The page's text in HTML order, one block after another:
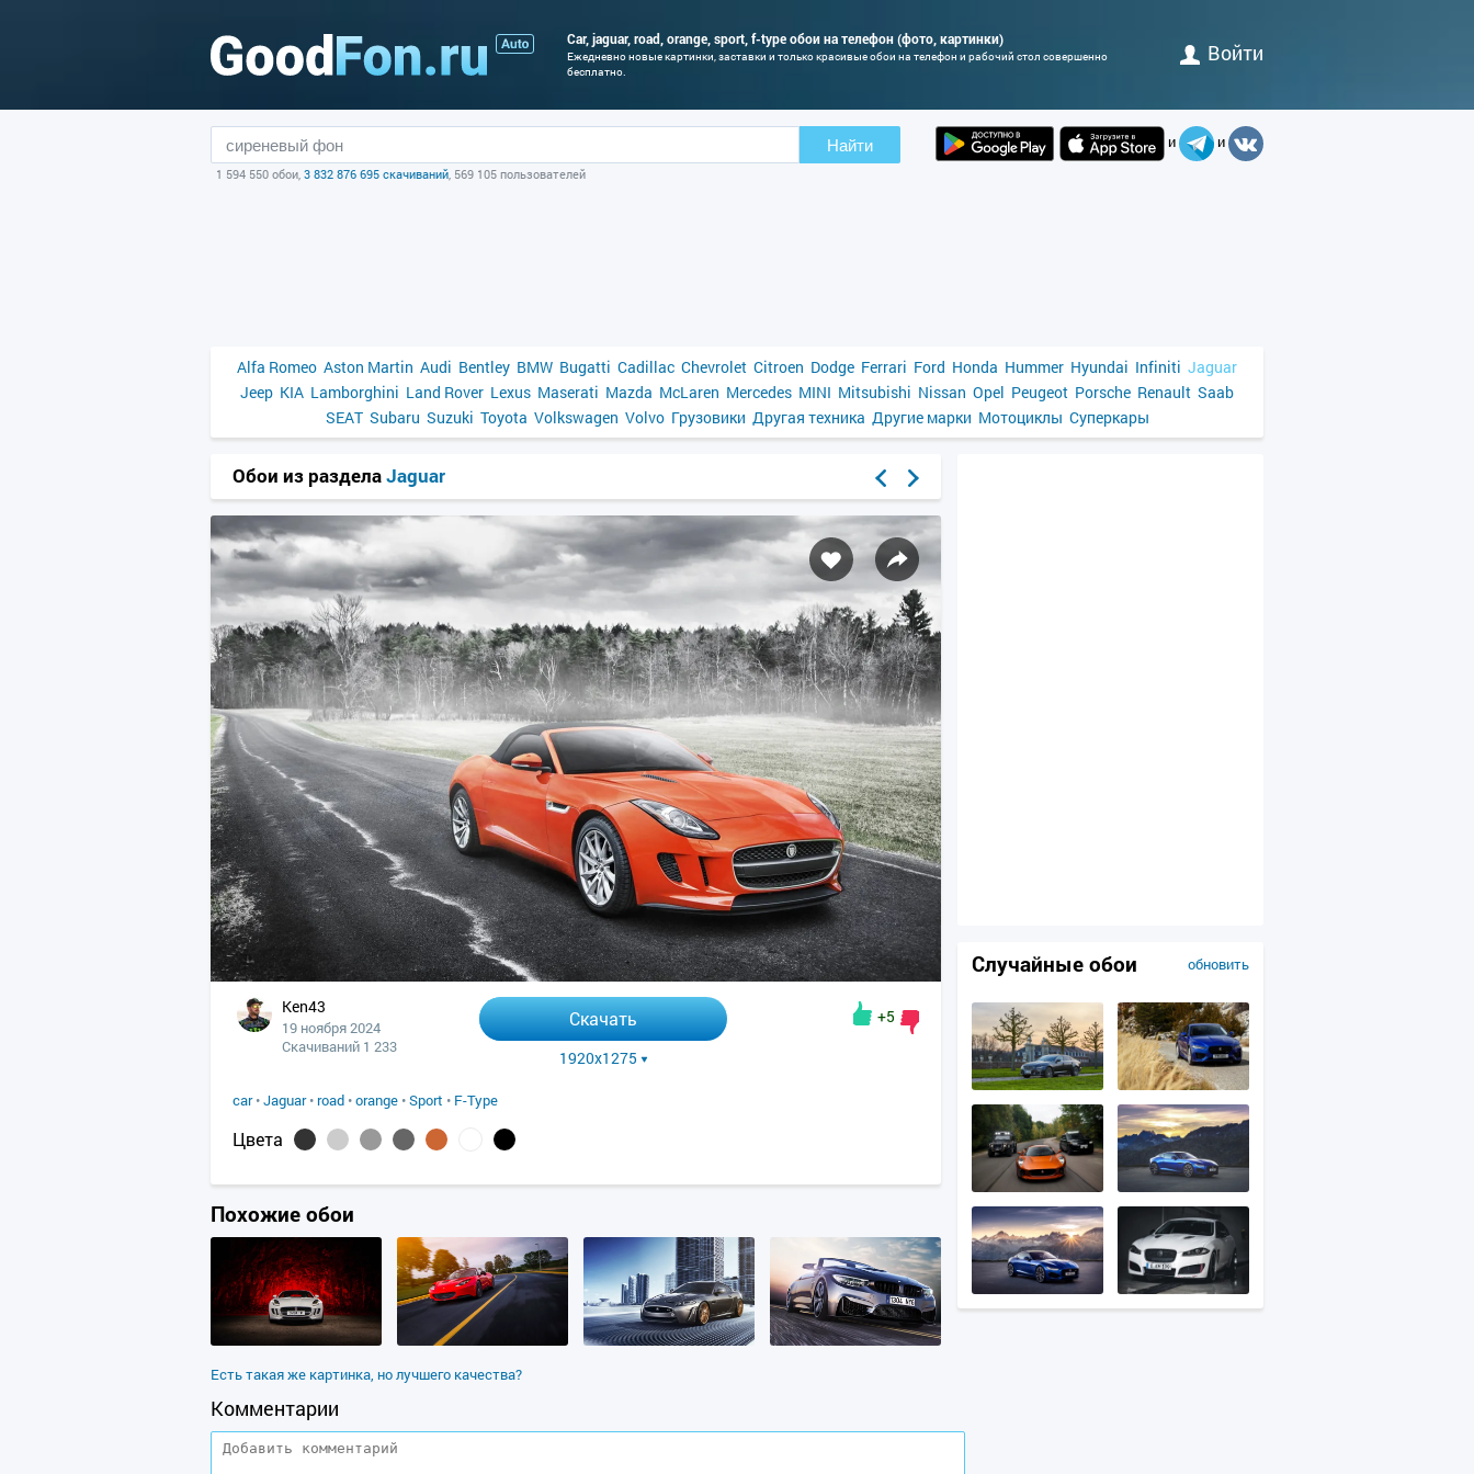
Car, jaguar, road, orange, sport, f-type обои на телефон (фото, картинки)
Ежедневно новые картинки, заставки и только красивые обои на телефон и рабочий стол совершенно
бесплатно.
Войти
Найти
1 594 550 обои, 3 832 876 695 скачиваний, 569 105 пользователей
и и
Alfa Romeo Aston Martin Audi Bentley BMW Bugatti Cadillac Chevrolet Citroen Dodge Ferrari Ford Honda Hummer Hyundai Infiniti Jaguar
Jeep KIA Lamborghini Land Rover Lexus Maserati Mazda McLaren Mercedes MINI Mitsubishi Nissan Opel Peugeot Porsche Renault Saab
SEAT Subaru Suzuki Toyota Volkswagen Volvo Грузовики Другая техника Другие марки Мотоциклы Суперкары
Обои из разделаJaguar
Ken43
19 ноября 2024
Скачиваний 1 233
Скачать
1920x1275
+5
car•Jaguar• road •orange •Sport • F-Type
Цвета
Похожие обои
Есть такая же картинка, но лучшего качества?
Комментарии
обновить
Случайные обои